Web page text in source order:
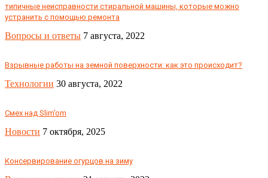
типичные неисправности стиральной машины, которые можно
устранить с помощью ремонта
Вопросы и ответы 7 августа, 2022
Взрывные работы на земной поверхности: как это происходит?
Технологии 30 августа, 2022
Смех над Slim’om
Новости 7 октября, 2025
Консервирование огурцов на зиму